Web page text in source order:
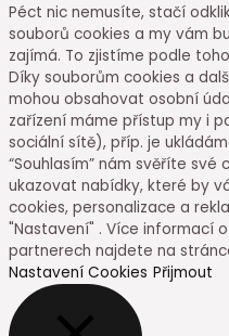
Péct nic nemusíte, stačí
souborů cookies a my vám
zajímá. To zjistíme podle
Díky souborům cookies a
mohou obsahovat osobní
zařízení máme přístup my i
sociální sítě), příp. je
“Souhlasím” nám svěříte
ukazovat nabídky, které by
cookies, personalizace a
"Nastavení" . Více informací
partnerech najdete na
Nastavení Cookies Přijmout